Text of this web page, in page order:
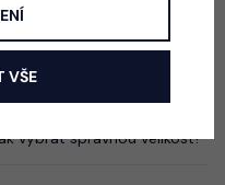
vybrat správnou velikost?
VŠE